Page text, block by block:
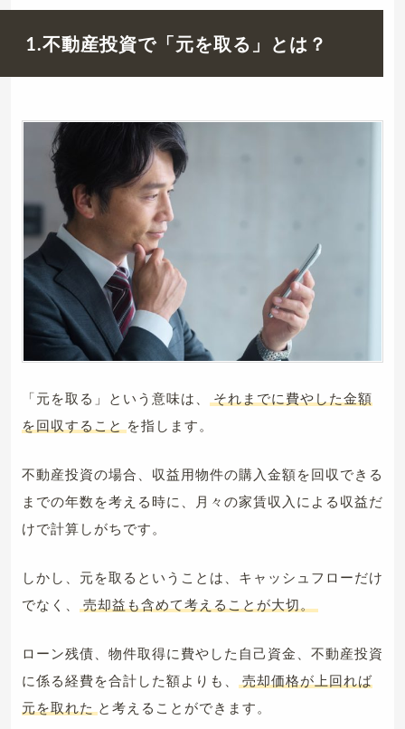
1.不動産投資で「元を取る」とは？
「元を取る」という意味は、
それまでに費やした金額
を回収すること を指します。
不動産投資の場合、収益用物件の購入金額を回収できる
までの年数を考える時に、月々の家賃収入による収益だ
けで計算しがちです。
しかし、元を取るということは、キャッシュフローだけ
でなく、
売却益も含めて考えることが大切。
ローン残債、物件取得に費やした自己資金、不動産投資
に係る経費を合計した額よりも、
売却価格が上回れば
元を取れた と考えることができます。